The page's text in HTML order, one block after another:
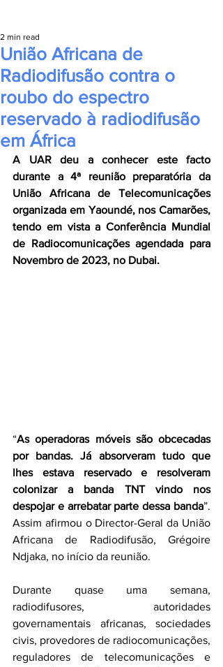
União Africana de
Radiodifusão contra o
roubo do espectro
reservado à radiodifusão
em África
2 min read
A UAR deu a conhecer este facto
durante a 4ª reunião preparatória da
União Africana de Telecomunicações
organizada em Yaoundé, nos Camarões,
tendo em vista a Conferência Mundial
de Radiocomunicações agendada para
Novembro de 2023, no Dubai.
“As operadoras móveis são obcecadas
por bandas. Já absorveram tudo que
lhes estava reservado e resolveram
colonizar a banda TNT vindo nos
despojar e arrebatar parte dessa banda”.
Assim afirmou o Director-Geral da União
Africana de Radiodifusão, Grégoire
Ndjaka, no início da reunião.
Durante quase uma semana,
radiodifusores, autoridades
governamentais africanas, sociedades
civis, provedores de radiocomunicações,
reguladores de telecomunicações e